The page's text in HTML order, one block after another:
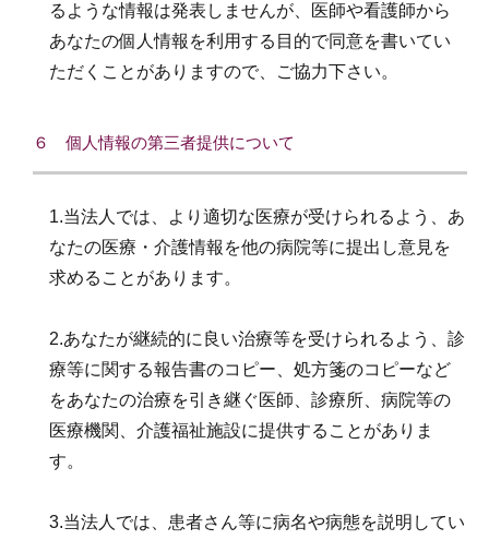
るような情報は発表しませんが、医師や看護師から
あなたの個人情報を利用する目的で同意を書いてい
ただくことがありますので、ご協力下さい。
６ 個人情報の第三者提供について
1.当法人では、より適切な医療が受けられるよう、あ
なたの医療・介護情報を他の病院等に提出し意見を
求めることがあります。
2.あなたが継続的に良い治療等を受けられるよう、診
療等に関する報告書のコピー、処方箋のコピーなど
をあなたの治療を引き継ぐ医師、診療所、病院等の
医療機関、介護福祉施設に提供することがありま
す。
3.当法人では、患者さん等に病名や病態を説明してい